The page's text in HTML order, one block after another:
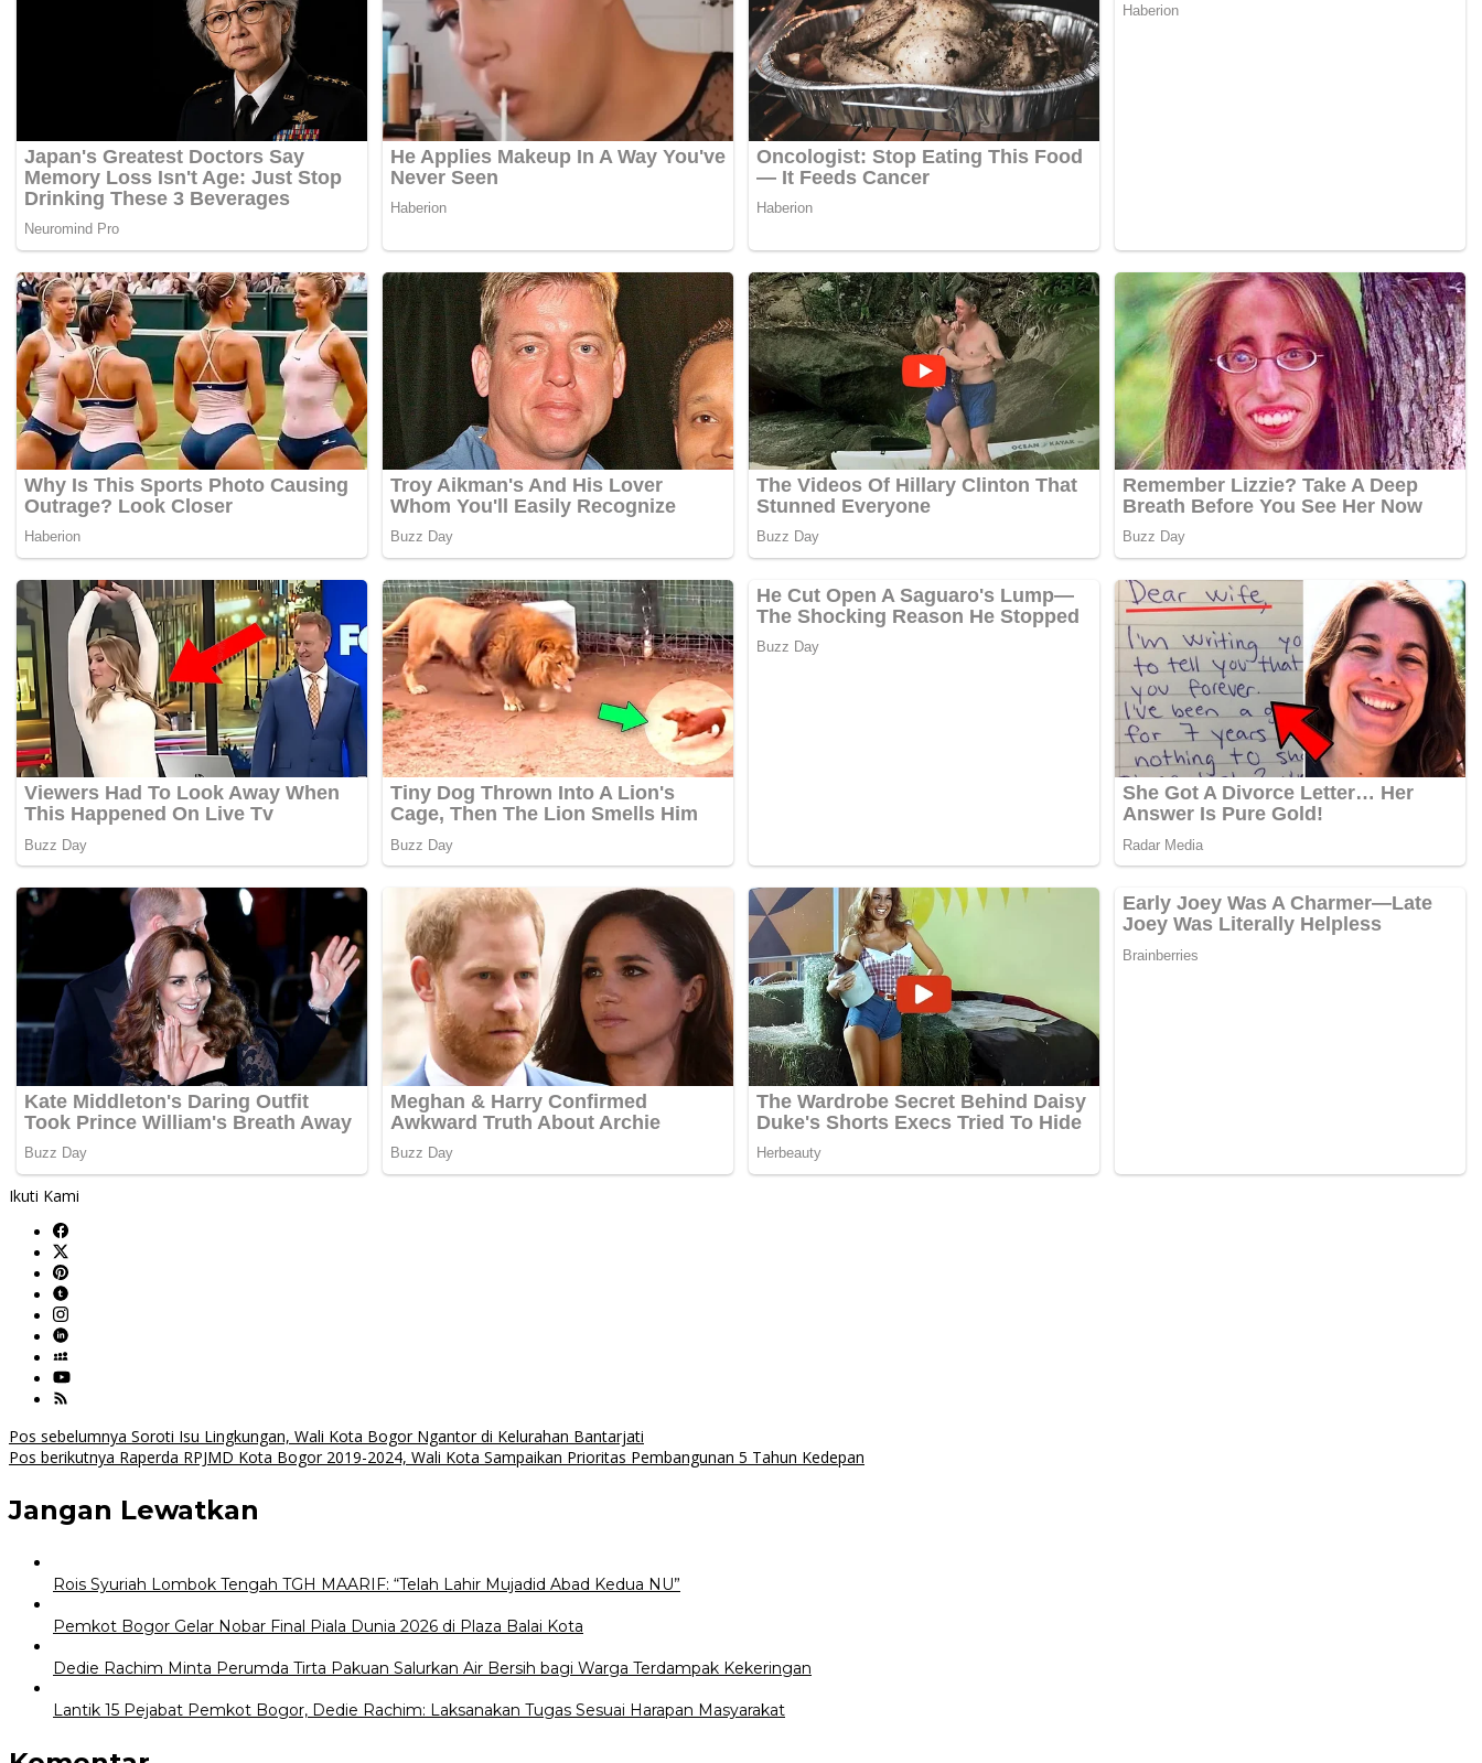
Ikuti Kami
Navigasi
pos
Pos sebelumnya Soroti Isu Lingkungan, Wali Kota Bogor Ngantor di Kelurahan Bantarjati
Pos berikutnya Raperda RPJMD Kota Bogor 2019-2024, Wali Kota Sampaikan Prioritas Pembangunan 5 Tahun Kedepan
Jangan Lewatkan
Rois Syuriah Lombok Tengah TGH MAARIF: “Telah Lahir Mujadid Abad Kedua NU”
Pemkot Bogor Gelar Nobar Final Piala Dunia 2026 di Plaza Balai Kota
Dedie Rachim Minta Perumda Tirta Pakuan Salurkan Air Bersih bagi Warga Terdampak Kekeringan
Lantik 15 Pejabat Pemkot Bogor, Dedie Rachim: Laksanakan Tugas Sesuai Harapan Masyarakat